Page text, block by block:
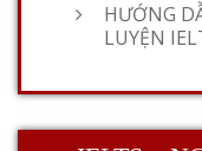
HƯỚNG
LUYỆN